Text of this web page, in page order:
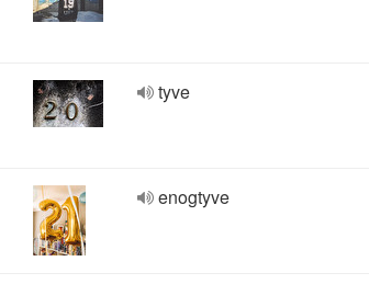
tyve
enogtyve